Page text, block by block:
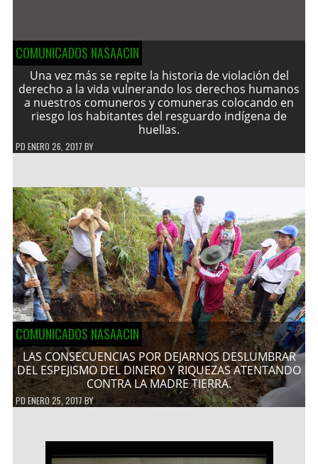
COMUNICADOS NASAACIN
Una vez más se repite la historia de violación del
derecho a la vida vulnerando los derechos humanos
a nuestros comuneros y comuneras colocando en
riesgo los habitantes del resguardo indígena de
huellas.
PD ENERO 26, 2017 BY
COMUNICADOS NASAACIN
LAS CONSECUENCIAS POR DEJARNOS DESLUMBRAR
DEL ESPEJISMO DEL DINERO Y RIQUEZAS ATENTANDO
CONTRA LA MADRE TIERRA.
PDENERO 25, 2017BY